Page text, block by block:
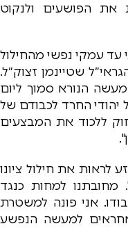
את הפושעים ולנקוט
עד עמקי נפשי מהחילול
שטיינמן זצוק״ל.
הנורא סמוך ליום
יהודי החרד לכבודם של
ללכוד את המבצעים
לראות את חילול ציונו
מחובתנו למחות כנגד
אני פונה למשטרת
למעשה הנפשע